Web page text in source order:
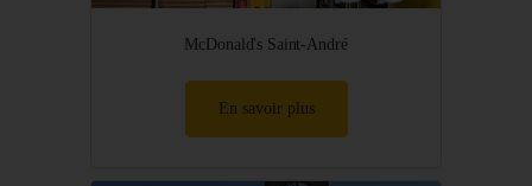
McDonald's Saint-André
En savoir plus